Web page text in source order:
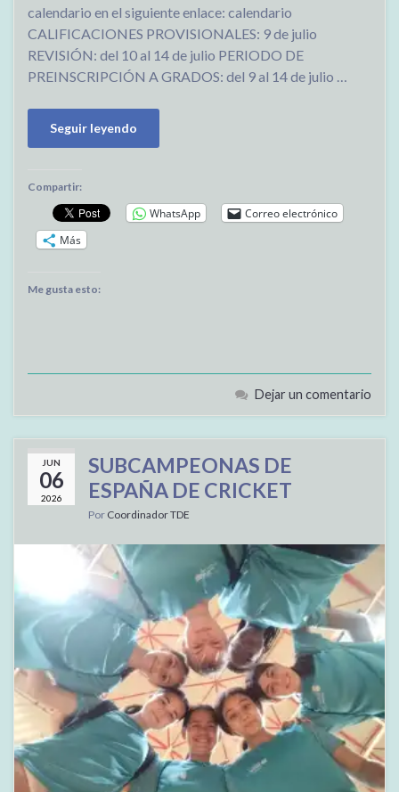
calendario en el siguiente enlace: calendario
CALIFICACIONES PROVISIONALES: 9 de julio
REVISIÓN: del 10 al 14 de julio PERIODO DE
PREINSCRIPCIÓN A GRADOS: del 9 al 14 de julio …
Seguir leyendo
Compartir:
WhatsApp
Correo electrónico
Más
Me gusta esto:
Dejar un comentario
JUN
06
2026
SUBCAMPEONAS DE
ESPAÑA DE CRICKET
Por Coordinador TDE